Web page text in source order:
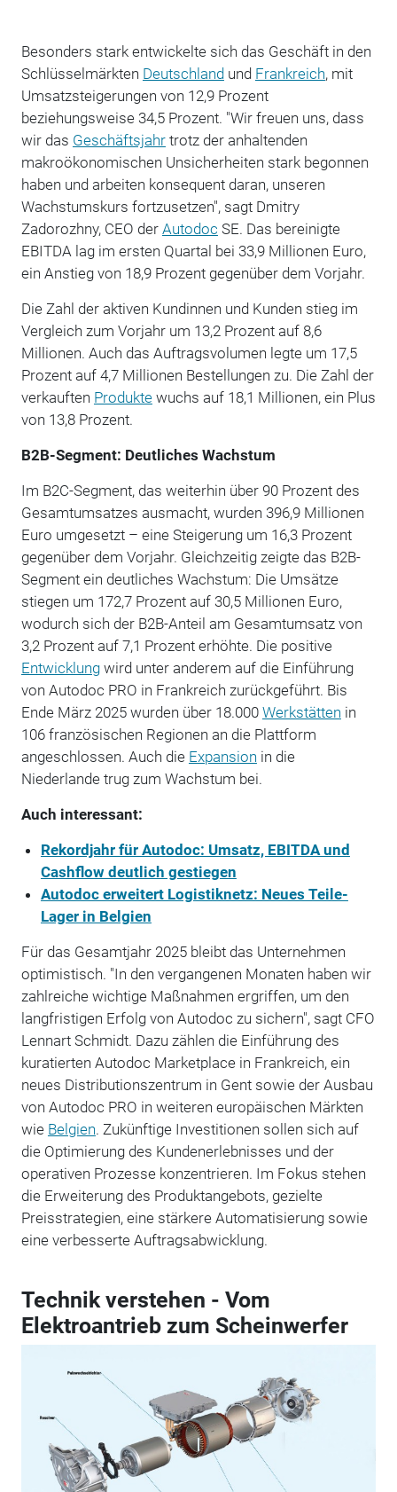
Besonders stark entwickelte sich das Geschäft in den
Schlüsselmärkten Deutschlandund Frankreich, mit
Umsatzsteigerungen von 12,9 Prozent
beziehungsweise 34,5 Prozent. "Wir freuen uns, dass
wir das Geschäftsjahrtrotz der anhaltenden
makroökonomischen Unsicherheiten stark begonnen
haben und arbeiten konsequent daran, unseren
Wachstumskurs fortzusetzen", sagt Dmitry
Zadorozhny, CEO der Autodoc SE. Das bereinigte
EBITDA lag im ersten Quartal bei 33,9 Millionen Euro,
ein Anstieg von 18,9 Prozent gegenüber dem Vorjahr.
Die Zahl der aktiven Kundinnen und Kunden stieg im
Vergleich zum Vorjahr um 13,2 Prozent auf 8,6
Millionen. Auch das Auftragsvolumen legte um 17,5
Prozent auf 4,7 Millionen Bestellungen zu. Die Zahl der
verkauften Produktewuchs auf 18,1 Millionen, ein Plus
von 13,8 Prozent.
B2B-Segment: Deutliches Wachstum
Im B2C-Segment, das weiterhin über 90 Prozent des
Gesamtumsatzes ausmacht, wurden 396,9 Millionen
Euro umgesetzt – eine Steigerung um 16,3 Prozent
gegenüber dem Vorjahr. Gleichzeitig zeigte das B2B-
Segment ein deutliches Wachstum: Die Umsätze
stiegen um 172,7 Prozent auf 30,5 Millionen Euro,
wodurch sich der B2B-Anteil am Gesamtumsatz von
3,2 Prozent auf 7,1 Prozent erhöhte. Die positive
Entwicklungwird unter anderem auf die Einführung
von Autodoc PRO in Frankreich zurückgeführt. Bis
Ende März 2025 wurden über 18.000 Werkstätten in
106 französischen Regionen an die Plattform
angeschlossen. Auch die Expansion in die
Niederlande trug zum Wachstum bei.
Auch interessant:
Rekordjahr für Autodoc: Umsatz, EBITDA und
Cashflow deutlich gestiegen
Autodoc erweitert Logistiknetz: Neues Teile-
Lager in Belgien
Für das Gesamtjahr 2025 bleibt das Unternehmen
optimistisch. "In den vergangenen Monaten haben wir
zahlreiche wichtige Maßnahmen ergriffen, um den
langfristigen Erfolg von Autodoc zu sichern", sagt CFO
Lennart Schmidt. Dazu zählen die Einführung des
kuratierten Autodoc Marketplace in Frankreich, ein
neues Distributionszentrum in Gent sowie der Ausbau
von Autodoc PRO in weiteren europäischen Märkten
wie Belgien. Zukünftige Investitionen sollen sich auf
die Optimierung des Kundenerlebnisses und der
operativen Prozesse konzentrieren. Im Fokus stehen
die Erweiterung des Produktangebots, gezielte
Preisstrategien, eine stärkere Automatisierung sowie
eine verbesserte Auftragsabwicklung.
Technik verstehen - Vom
Elektroantrieb zum Scheinwerfer